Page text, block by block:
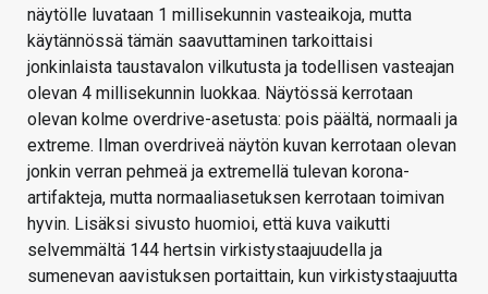
näytölle luvataan 1 millisekunnin vasteaikoja, mutta
käytännössä tämän saavuttaminen tarkoittaisi
jonkinlaista taustavalon vilkutusta ja todellisen vasteajan
olevan 4 millisekunnin luokkaa. Näytössä kerrotaan
olevan kolme overdrive-asetusta: pois päältä, normaali ja
extreme. Ilman overdriveä näytön kuvan kerrotaan olevan
jonkin verran pehmeä ja extremellä tulevan korona-
artifakteja, mutta normaaliasetuksen kerrotaan toimivan
hyvin. Lisäksi sivusto huomioi, että kuva vaikutti
selvemmältä 144 hertsin virkistystaajuudella ja
sumenevan aavistuksen portaittain, kun virkistystaajuutta